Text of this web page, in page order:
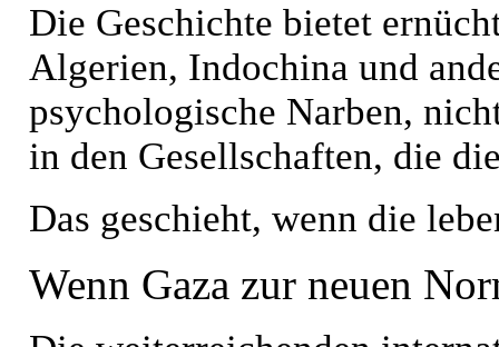
Die Geschichte bietet
Algerien, Indochina und
psychologische Narben,
in den Gesellschaften, die
Das geschieht, wenn die
Wenn Gaza zur neuen